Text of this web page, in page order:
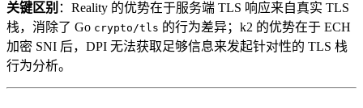
关键区别 ：Reality 的优势在于服务端 TLS 响应来自真实 TLS
栈，消除了 Go crypto/tls 的行为差异；k2 的优势在于 ECH
加密 SNI 后，DPI 无法获取足够信息来发起针对性的 TLS 栈
行为分析。